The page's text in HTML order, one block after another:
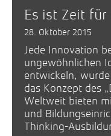
Es ist Zeit
28. Oktober 2015
Jede Innovation
ungewöhnlichen
entwickeln,
das Konzept des
Weltweit bieten
und
Thinking-